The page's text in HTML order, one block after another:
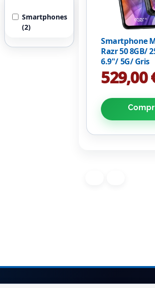
Smartphones
(2)
Smartphone
Razr 50 8GB/
6.9"/ 5G/ Gris
529,00